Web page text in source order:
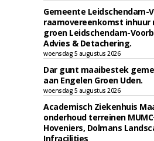
Gemeente Leidschendam-
raamovereenkomst inhuur
groen Leidschendam-
Advies & Detachering.
woensdag 5 augustus 2026
Dar gunt maaibestek
aan Engelen Groen Uden.
woensdag 5 augustus 2026
Academisch Ziekenhuis
onderhoud terreinen
Hoveniers, Dolmans
Infracilities